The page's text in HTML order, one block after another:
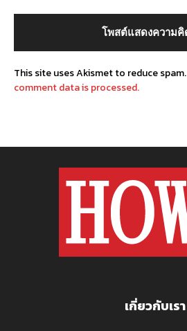
This site uses Akismet to reduce spam.
comment data is processed.
เกี่ยวกับเรา